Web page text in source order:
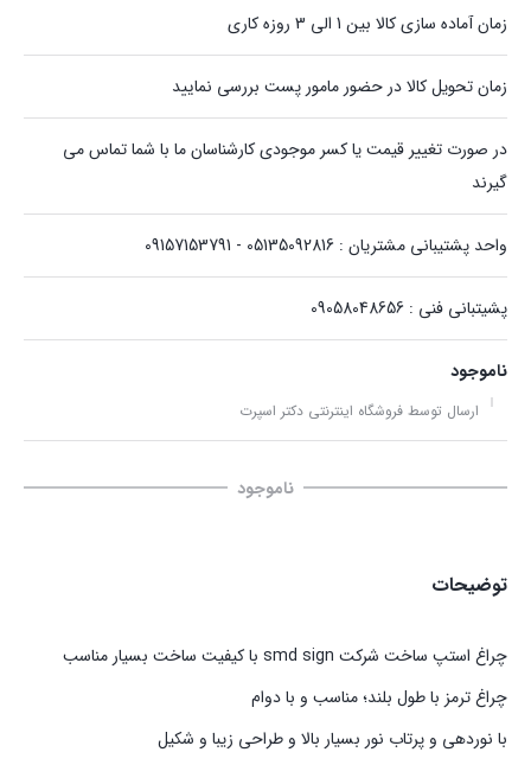
زمان آماده سازی کالا بین 1 الی 3 روزه کاری
زمان تحویل کالا در حضور مامور پست بررسی نمایید
در صورت تغییر قیمت یا کسر موجودی کارشناسان ما با شما تماس می
گیرند
واحد پشتیبانی مشتریان : 05135092816 - 09157153791
پشیتبانی فنی : 09058048656
ناموجود
ارسال توسط فروشگاه اینترنتی دکتر اسپرت
ناموجود
توضیحات
چراغ استپ ساخت شرکت smd sign با کیفیت ساخت بسیار مناسب
چراغ ترمز با طول بلند؛ مناسب و با دوام
با نوردهی و پرتاب نور بسیار بالا و طراحی زیبا و شکیل